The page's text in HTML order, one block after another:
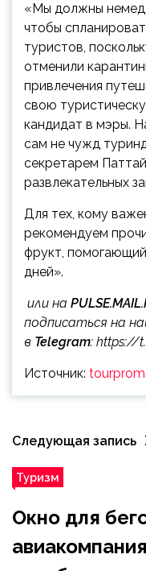
«Мы должны
чтобы
туристов,
отменили
привлечения
свою
кандидат в мэры.
сам не чужд
секретарем
развлекательных
Для тех, кому
рекомендуем
фрукт,
дней».
или на
подписаться на
в Telegram: https://
Источник:
Следующая запись
Туризм
Окно для